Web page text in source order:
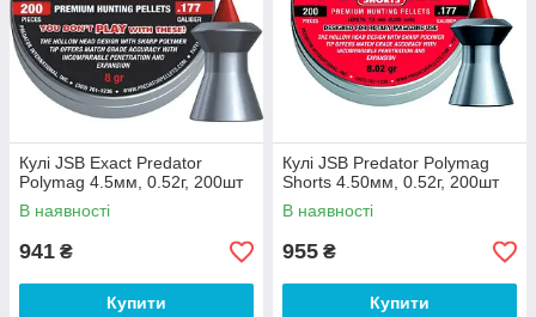
Кулі JSB Exact Predator
Polymag 4.5мм, 0.52г, 200шт
В наявності
941 ₴
Купити
Кулі JSB Predator Polymag
Shorts 4.50мм, 0.52г, 200шт
В наявності
955 ₴
Купити